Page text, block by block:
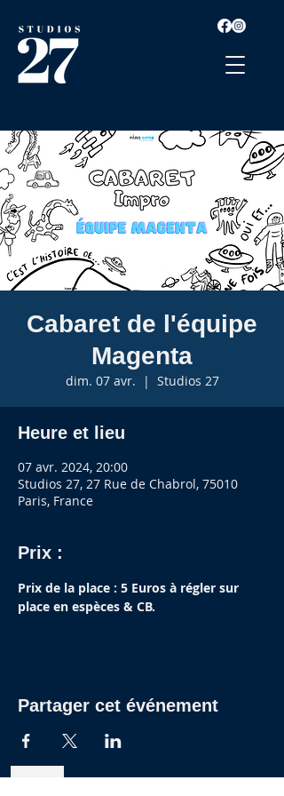
Cabaret de l'équipe
Magenta
dim. 07 avr.
  |
Studios 27
Heure et lieu
07 avr. 2024, 20:00
Studios 27, 27 Rue de Chabrol, 75010
Paris, France
Prix :
Prix de la place : 5 Euros à régler sur
place en espèces & CB.
Partager cet événement